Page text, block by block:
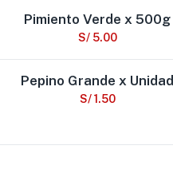
Pimiento Verde x 500g
S/5.00
Pepino Grande x Unidad
S/1.50